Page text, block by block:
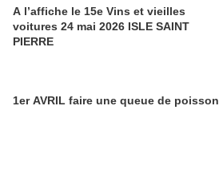
A l’affiche le 15e Vins et vieilles
voitures 24 mai 2026 ISLE SAINT
PIERRE
1er AVRIL faire une queue de poisson